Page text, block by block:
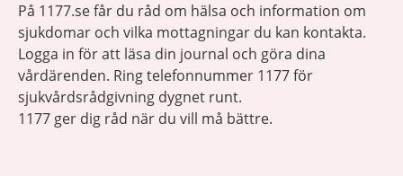
På 1177.se får du råd om hälsa och information om
sjukdomar och vilka mottagningar du kan kontakta.
Logga in för att läsa din journal och göra dina
vårdärenden. Ring telefonnummer 1177 för
sjukvårdsrådgivning dygnet runt.
1177 ger dig råd när du vill må bättre.